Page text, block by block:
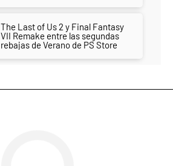
The Last of Us 2 y Final Fantasy
VII Remake entre las segundas
rebajas de Verano de PS Store